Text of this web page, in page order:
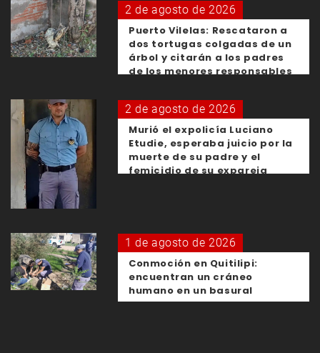
2 de agosto de 2026
Puerto Vilelas: Rescataron a
dos tortugas colgadas de un
árbol y citarán a los padres
de los menores responsables
2 de agosto de 2026
Murió el expolicía Luciano
Etudie, esperaba juicio por la
muerte de su padre y el
femicidio de su expareja
1 de agosto de 2026
Conmoción en Quitilipi:
encuentran un cráneo
humano en un basural